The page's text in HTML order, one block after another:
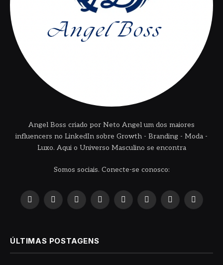
Angel Boss criado por Neto Angel um dos maiores
influencers no LinkedIn sobre Growth - Branding - Moda -
Luxo. Aqui o Universo Masculino se encontra
Somos sociais. Conecte-se conosco:
X
InstagramPinterestYouTubeLinkedInWhatsApp
Reddit TikTok
ÚLTIMAS POSTAGENS